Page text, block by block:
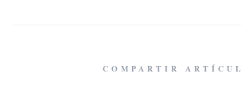
COMPARTIR